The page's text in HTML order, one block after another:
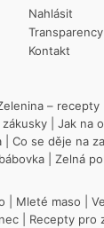
Nahlásit
Kontakt
– recepty
Jak na
Co se děje na
Zelná
Mleté maso
Recepty pro